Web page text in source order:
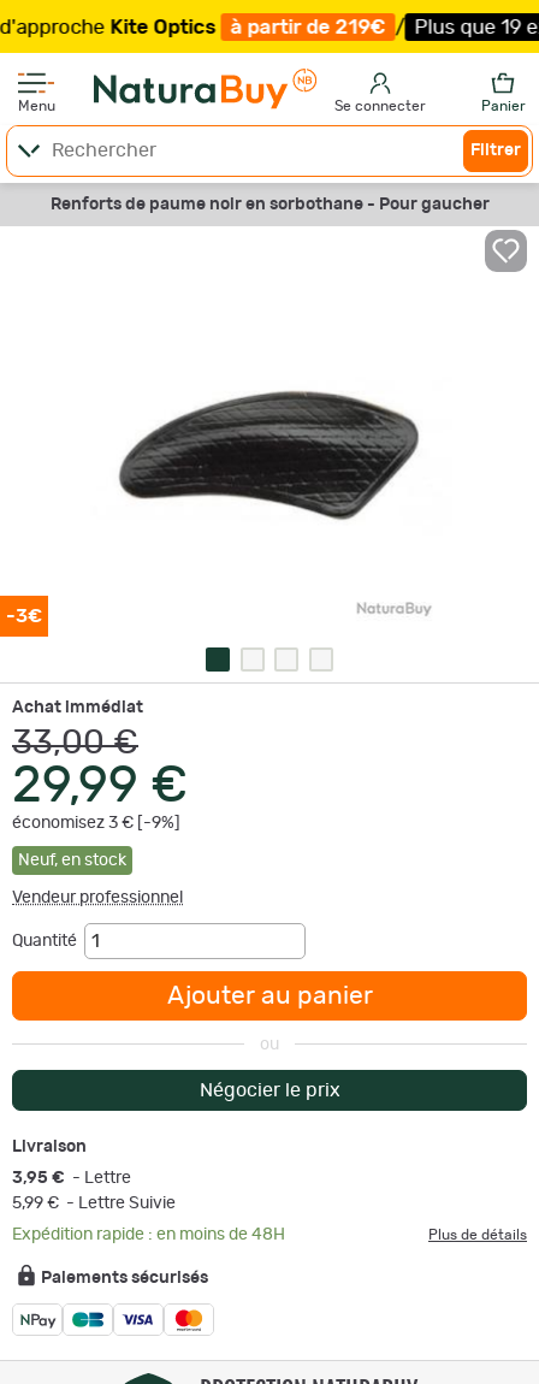
Kite Optics à partir de 219€ / Plus que 19
Menu Se connecter Panier
Filtrer
Renforts de paume noir en sorbothane - Pour gaucher
-3€
Achat immédiat
33,00 €
29,99 €
économisez 3 € [-9%]
Neuf, en stock
Vendeur professionnel
Quantité
Ajouter au panier
ou
Négocier le prix
Livraison
3,95 € - Lettre
5,99 € - Lettre Suivie
Expédition rapide : en moins de 48H
Plus de détails
Paiements sécurisés